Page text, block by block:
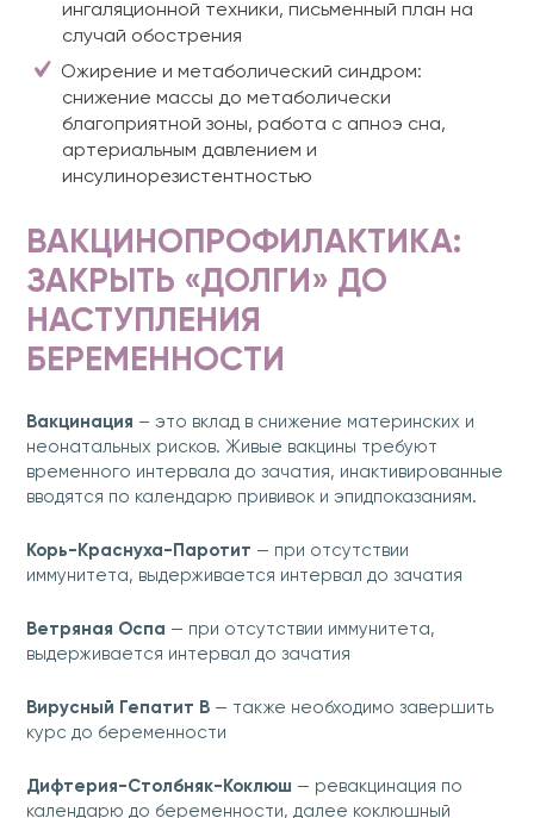
ингаляционной техники, письменный план на
случай обострения
Ожирение и метаболический синдром:
снижение массы до метаболически
благоприятной зоны, работа с апноэ сна,
артериальным давлением и
инсулинорезистентностью
ВАКЦИНОПРОФИЛАКТИКА:
ЗАКРЫТЬ «ДОЛГИ» ДО
НАСТУПЛЕНИЯ
БЕРЕМЕННОСТИ
Вакцинация – это вклад в снижение материнских и
неонатальных рисков. Живые вакцины требуют
временного интервала до зачатия, инактивированные
вводятся по календарю прививок и эпидпоказаниям.
Корь-Краснуха-Паротит — при отсутствии
иммунитета, выдерживается интервал до зачатия
Ветряная Оспа — при отсутствии иммунитета,
выдерживается интервал до зачатия
Вирусный Гепатит B — также необходимо завершить
курс до беременности
Дифтерия-Столбняк-Коклюш — ревакцинация по
календарю до беременности, далее коклюшный